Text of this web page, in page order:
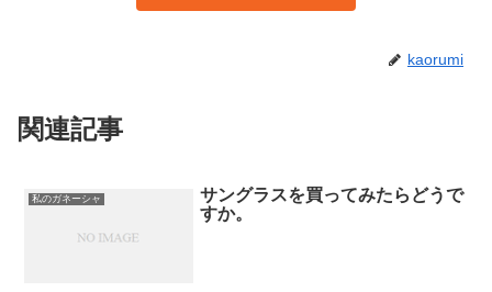
kaorumi
関連記事
私のガネーシャ
サングラスを買ってみたらどうで
すか。